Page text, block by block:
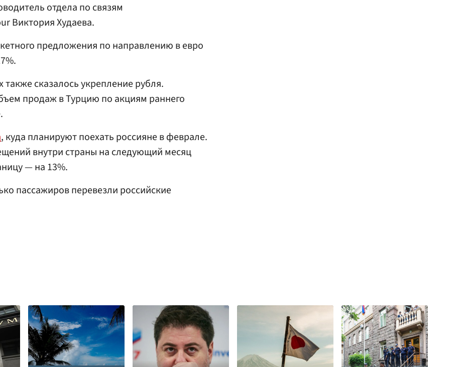
отдела по связям
Виктория Худаева.
предложения по направлению в евро
сказалось укрепление рубля.
продаж в Турцию по акциям раннего
, куда планируют поехать россияне в феврале.
внутри страны на следующий месяц
— на 13%.
пассажиров перевезли российские